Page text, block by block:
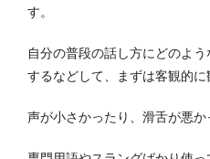
す。
自分の普段の話し方にどのよ
するなどして、まずは客観的に
声が小さかったり、滑舌が悪